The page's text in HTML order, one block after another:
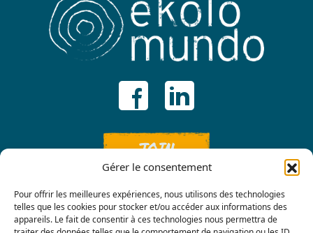
Gérer le consentement
Pour offrir les meilleures expériences, nous utilisons des technologies
telles que les cookies pour stocker et/ou accéder aux informations des
appareils. Le fait de consentir à ces technologies nous permettra de
JOIN